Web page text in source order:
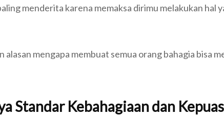
menderita karena memaksa dirimu melakukan hal
mengapa membuat semua orang bahagia bisa
Standar Kebahagiaan dan